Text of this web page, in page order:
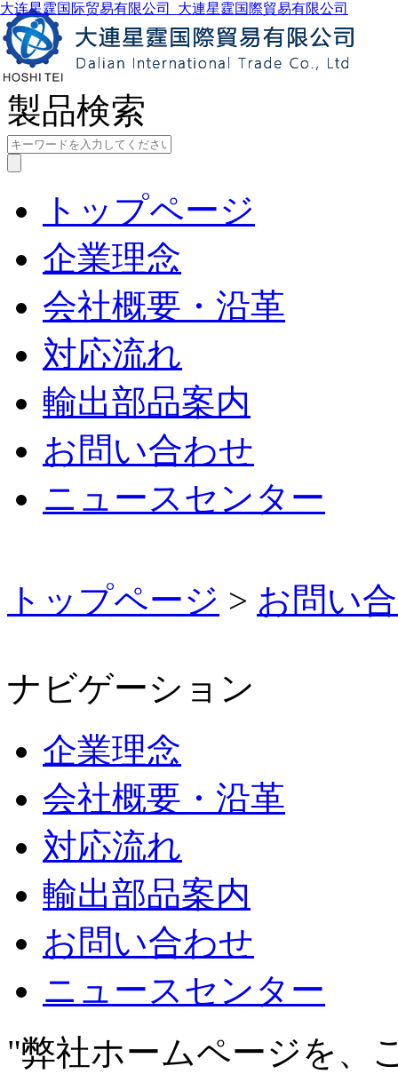
大连星霆国际贸易有限公司_大連星霆国際貿易有限公司
製品検索
トップページ
企業理念
会社概要・沿革
対応流れ
輸出部品案内
お問い合わせ
ニュースセンター
トップページ > お問い
ナビゲーション
企業理念
会社概要・沿革
対応流れ
輸出部品案内
お問い合わせ
ニュースセンター
"弊社ホームページを、